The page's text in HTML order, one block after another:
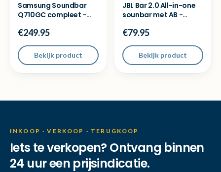
Samsung Soundbar
Q710GC compleet -
€249.95
Bekijk product
JBL Bar 2.0 All-in-one
sounbar met AB -
€79.95
Bekijk product
INKOOP · VERKOOP · TERUGKOOP
Iets te verkopen? Ontvang binnen
24 uur een prijsindicatie.